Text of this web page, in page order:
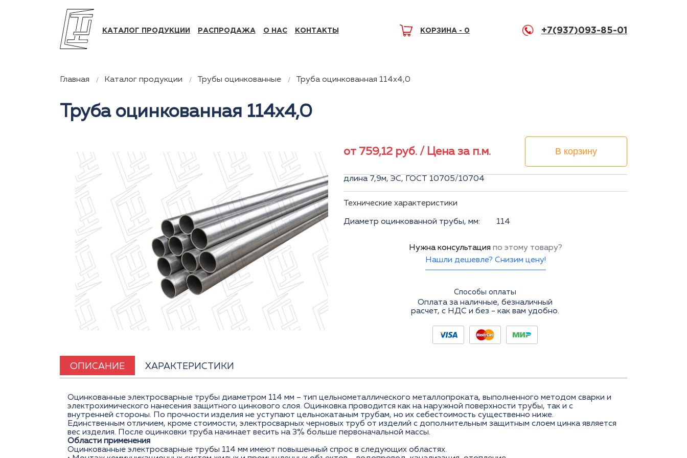
КАТАЛОГ ПРОДУКЦИИ РАСПРОДАЖА О НАС КОНТАКТЫ КОРЗИНА - 0 +7(937)093-85-01
Главная Каталог продукции Трубы оцинкованные Труба оцинкованная 114x4,0
Труба оцинкованная 114x4,0
от 759,12 руб. / Цена за п.м. В корзину
длина 7,9м, ЭС, ГОСТ 10705/10704
Технические характеристики
Диаметр оцинкованной трубы, мм: 114
Нужна консультация по этому товару?
Нашли дешевле? Снизим цену!
Способы оплаты
Оплата за наличные, безналичный
расчет, с НДС и без - как вам удобно.
ОПИСАНИЕ ХАРАКТЕРИСТИКИ
Оцинкованные электросварные трубы диаметром 114 мм – тип цельнометаллического металлопроката, выполненного методом сварки и
электрохимического нанесения защитного цинкового слоя. Оцинковка проводится как на наружной поверхности трубы, так и с
внутренней стороны. По прочности изделия не уступают цельнокатаным трубам, но их себестоимость существенно ниже.
Единственным отличием, кроме стоимости, электросварных черновых труб от изделий с дополнительным защитным слоем цинка является
вес изделия. После оцинковки труба начинает весить на 3% больше первоначальной массы.
Области применения
Оцинкованные электросварные трубы 114 мм имеют повышенный спрос в следующих областях.